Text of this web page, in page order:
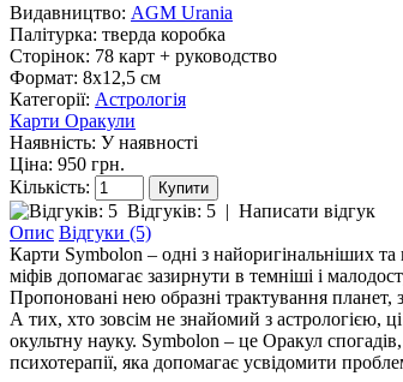
Видавництво: AGM Urania
Палітурка: тверда коробка
Сторінок: 78 карт + руководство
Формат: 8х12,5 см
Категорії: Астрологія
Карти Оракули
Наявність: У наявності
Ціна: 950 грн.
Кількість:
Відгуків: 5 | Написати відгук
Опис Відгуки (5)
Карти Symbolon – одні з найоригінальніших та
міфів допомагає зазирнути в темніші і
Пропоновані нею образні трактування планет,
А тих, хто зовсім не знайомий з астрологією,
окультну науку. Symbolon – це Оракул
психотерапії, яка допомагає усвідомити